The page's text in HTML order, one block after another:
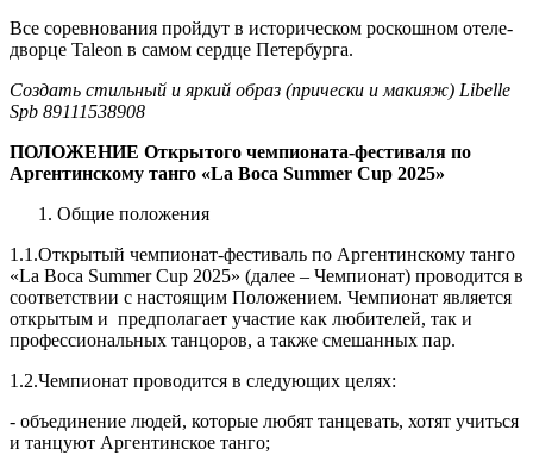
Все соревнования пройдут в историческом роскошном отеле-
дворце Taleon в самом сердце Петербурга.
Создать стильный и яркий образ (прически и макияж) Libelle
Spb 89111538908
ПОЛОЖЕНИЕ Открытого чемпионата-фестиваля по
Аргентинскому танго «La Boca Summer Cup 2025»
Общие положения
1.1.Открытый чемпионат-фестиваль по Аргентинскому танго
«La Boca Summer Cup 2025» (далее – Чемпионат) проводится в
соответствии с настоящим Положением. Чемпионат является
открытым и предполагает участие как любителей, так и
профессиональных танцоров, а также смешанных пар.
1.2.Чемпионат проводится в следующих целях:
- объединение людей, которые любят танцевать, хотят учиться
и танцуют Аргентинское танго;